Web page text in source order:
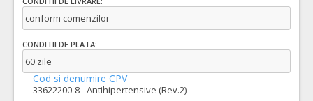
conform comenzilor
CONDITII DE PLATA:
60 zile
Cod si denumire CPV
33622200-8 - Antihipertensive (Rev.2)